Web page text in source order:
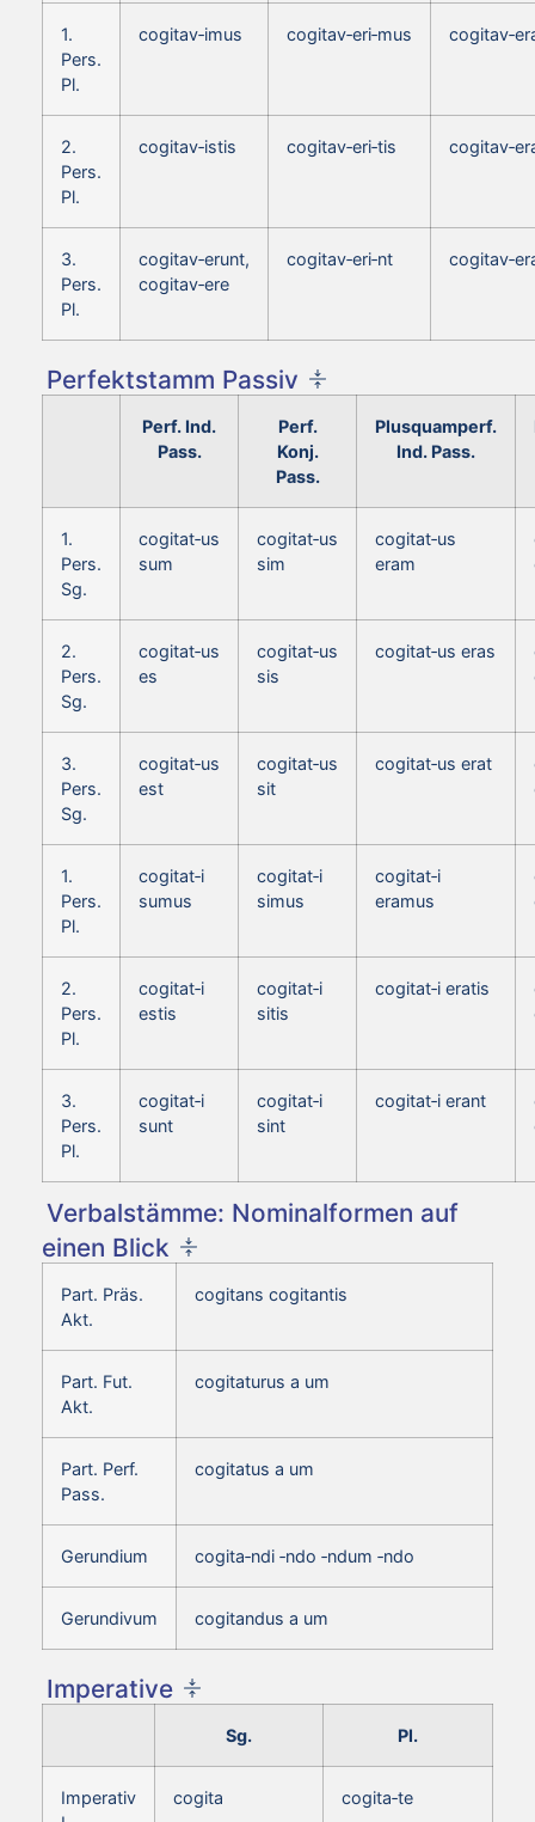
1.
Pers.
Pl.
cogitav‑imus cogitav‑eri‑mus
2.
Pers.
Pl.
cogitav‑istis cogitav‑eri‑tis
3.
Pers.
Pl.
cogitav‑erunt,
cogitav‑ere
cogitav‑eri‑nt
Perfektstamm Passiv
Perf. Ind.
Pass.
Perf.
Konj.
Pass.
Plusquamperf.
Ind. Pass.
1.
Pers.
Sg.
cogitat‑us
sum
cogitat‑us
sim
cogitat‑us
eram
2.
Pers.
Sg.
cogitat‑us
es
cogitat‑us
sis
cogitat‑us eras
3.
Pers.
Sg.
cogitat‑us
est
cogitat‑us
sit
cogitat‑us erat
1.
Pers.
Pl.
cogitat‑i
sumus
cogitat‑i
simus
cogitat‑i
eramus
2.
Pers.
Pl.
cogitat‑i
estis
cogitat‑i
sitis
cogitat‑i eratis
3.
Pers.
Pl.
cogitat‑i
sunt
cogitat‑i
sint
cogitat‑i erant
Verbalstämme: Nominalformen auf
einen Blick
Part. Präs.
Akt.
cogitans cogitantis
Part. Fut.
Akt.
cogitaturus a um
Part. Perf.
Pass.
cogitatus a um
Gerundium cogita‑ndi ‑ndo ‑ndum ‑ndo
Gerundivum cogitandus a um
Imperative
Sg. Pl.
Imperativ
cogita cogita‑te